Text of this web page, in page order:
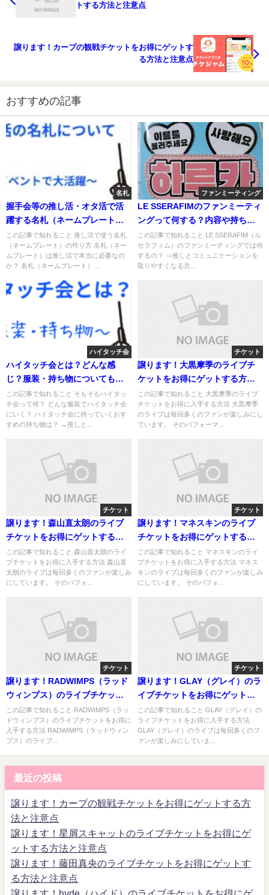
トする方法と注意点
譲ります！カープの観戦チケットをお得にゲットす
る方法と注意点
おすすめの記事
名札
握手会等の推し活・オタ活で活
躍する名札（ネームプレート）
はこれ！作り方も紹介
この記事で知れること 推し活で使う名札
（ネームプレート）の作り方 名札（ネー
ムプレート）は推し活で本当に必要なの
か？ 名札（ネームプレート）...
ファンミーティング
LE SSERAFIMのファンミーティ
ングって何する？内容や持ち物
等について解説（ルセラフィ
ム）
この記事で知れること LE SSERAFIM（ル
セラフィム）のファンミーティングでは何
するの？ ⇒推しとコミュニケーションを
取りやすくなる方...
ハイタッチ会
ハイタッチ会とは？どんな感
じ？服装・持ち物についても解
説
この記事で知れること そもそもハイタッ
チ会って何？ どんな服装でハイタッチ会
にいく？ ハイタッチ会に持っていくおす
すめの持ち物は？ →推しと...
チケット
譲ります！大黒摩季のライブチ
ケットをお得にゲットする方法
と注意点
この記事で知れること 大黒摩季のライブ
チケットをお得に入手する方法 大黒摩季
のライブは毎回多くのファンが楽しみにし
ています。 そのパフォーマ...
チケット
譲ります！森山直太朗のライブ
チケットをお得にゲットする方
法と注意点
この記事で知れること 森山直太朗のライ
ブチケットをお得に入手する方法 森山直
太朗のライブは毎回多くのファンが楽しみ
にしています。 そのパフォ...
チケット
譲ります！マネスキンのライブ
チケットをお得にゲットする方
法と注意点
この記事で知れること マネスキンのライ
ブチケットをお得に入手する方法 マネス
キンのライブは毎回多くのファンが楽しみ
にしています。 そのパフォ...
チケット
譲ります！RADWIMPS（ラッド
ウィンプス）のライブチケット
をお得にゲットする方法と注意
点
この記事で知れること RADWIMPS（ラッ
ドウィンプス）のライブチケットをお得に
入手する方法 RADWIMPS（ラッドウィン
プス）のライブ...
チケット
譲ります！GLAY（グレイ）のラ
イブチケットをお得にゲットす
る方法と注意点
この記事で知れること GLAY（グレイ）の
ライブチケットをお得に入手する方法
GLAY（グレイ）のライブは毎回多くのフ
ァンが楽しみにしていま...
最近の投稿
譲ります！カープの観戦チケットをお得にゲットする方
法と注意点
譲ります！星屑スキャットのライブチケットをお得にゲ
ットする方法と注意点
譲ります！藤田真央のライブチケットをお得にゲットす
る方法と注意点